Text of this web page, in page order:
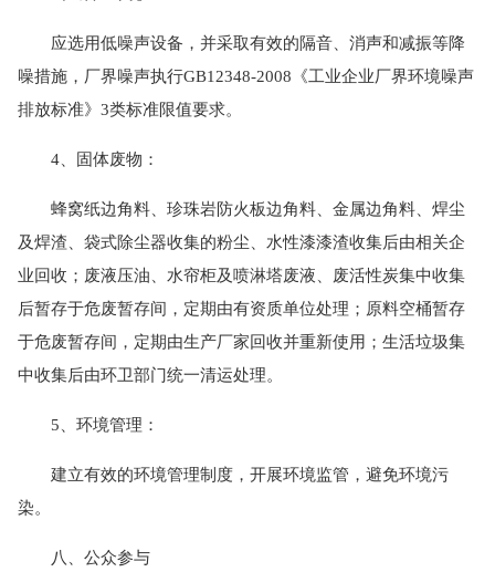
应选用低噪声设备，并采取有效的隔音、消声和减振等降
噪措施，厂界噪声执行GB12348-2008《工业企业厂界环境噪声
排放标准》3类标准限值要求。
4、固体废物：
蜂窝纸边角料、珍珠岩防火板边角料、金属边角料、焊尘
及焊渣、袋式除尘器收集的粉尘、水性漆漆渣收集后由相关企
业回收；废液压油、水帘柜及喷淋塔废液、废活性炭集中收集
后暂存于危废暂存间，定期由有资质单位处理；原料空桶暂存
于危废暂存间，定期由生产厂家回收并重新使用；生活垃圾集
中收集后由环卫部门统一清运处理。
5、环境管理：
建立有效的环境管理制度，开展环境监管，避免环境污
染。
八、公众参与